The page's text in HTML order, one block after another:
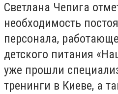
Светлана Чепига
необходимость
персонала,
детского питания
уже прошли
тренинги в Киеве, а